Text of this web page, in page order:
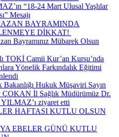
“18-24 Mart Ulusal Yaşlılar
Mesajı
BAYRAMINDA
DİKKAT!
Bayramınız Mübarek Olsun
TOKİ Camii Kur’an Kursu’nda
Yönelik Farkındalık Eğitimi
Bakanlığı Hukuk Müşaviri Sayın
ÇOKAN İl Sağlık Müdürümüz Dr.
YILMAZ’ı ziyaret etti
HAFTASI KUTLU OLSUN
EBELER GÜNÜ KUTLU